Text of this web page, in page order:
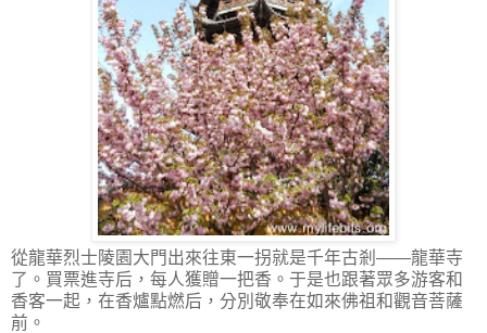
從龍華烈士陵園大門出來往東一拐就是千年古剎——龍華寺
了。買票進寺后，每人獲贈一把香。于是也跟著眾多游客和
香客一起，在香爐點燃后，分別敬奉在如來佛祖和觀音菩薩
前。